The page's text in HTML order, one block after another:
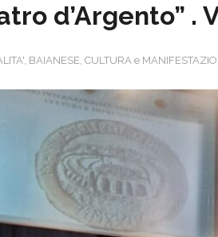
d’Argento” .
, BAIANESE, CULTURA e